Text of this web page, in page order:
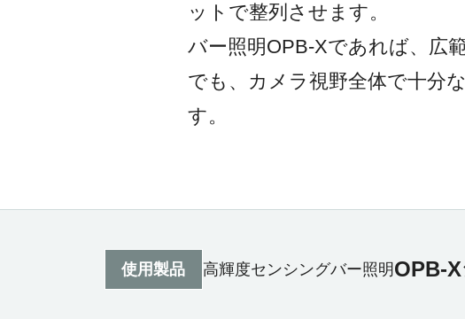
ットで整列させます。
バー照明OPB-Xであれば、広
でも、カメラ視野全体で十分
す。
使用製品 高輝度センシングバー照明 OPB-